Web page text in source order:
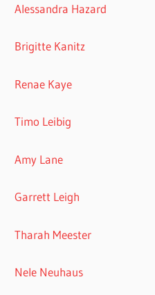
Alessandra Hazard
Brigitte Kanitz
Renae Kaye
Timo Leibig
Amy Lane
Garrett Leigh
Tharah Meester
Nele Neuhaus